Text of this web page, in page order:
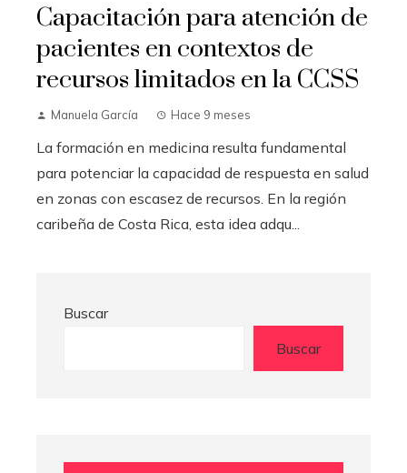
Capacitación para atención de
pacientes en contextos de
recursos limitados en la CCSS
Manuela García Hace 9 meses
La formación en medicina resulta fundamental
para potenciar la capacidad de respuesta en salud
en zonas con escasez de recursos. En la región
caribeña de Costa Rica, esta idea adqu...
Buscar
Buscar